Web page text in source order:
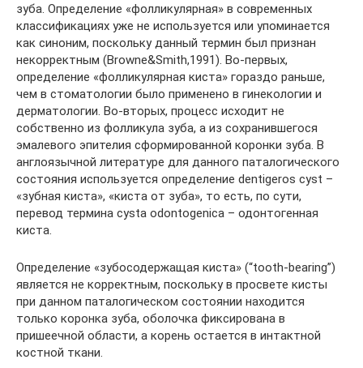
зуба. Определение «фолликулярная» в современных
классификациях уже не используется или упоминается
как синоним, поскольку данный термин был признан
некорректным (Browne&Smith,1991). Во-первых,
определение «фолликулярная киста» гораздо раньше,
чем в стоматологии было применено в гинекологии и
дерматологии. Во-вторых, процесс исходит не
собственно из фолликула зуба, а из сохранившегося
эмалевого эпителия сформированной коронки зуба. В
англоязычной литературе для данного паталогического
состояния используется определение dentigeros cyst –
«зубная киста», «киста от зуба», то есть, по сути,
перевод термина cysta odontogenica – одонтогенная
киста.
Определение «зубосодержащая киста» (“tooth-bearing”)
является не корректным, поскольку в просвете кисты
при данном паталогическом состоянии находится
только коронка зуба, оболочка фиксирована в
пришеечной области, а корень остается в интактной
костной ткани.